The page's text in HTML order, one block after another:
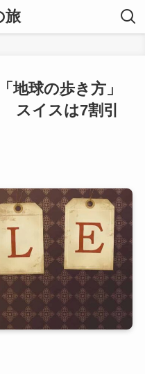
旅
地球の歩き方」
スイスは7割引